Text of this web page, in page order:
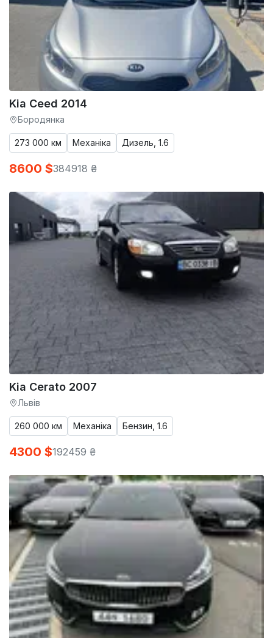
Kia Ceed 2014
Бородянка
273 000 км Механіка Дизель, 1.6
8600 $384918 ₴
Kia Cerato 2007
Львів
260 000 км Механіка Бензин, 1.6
4300 $192459 ₴